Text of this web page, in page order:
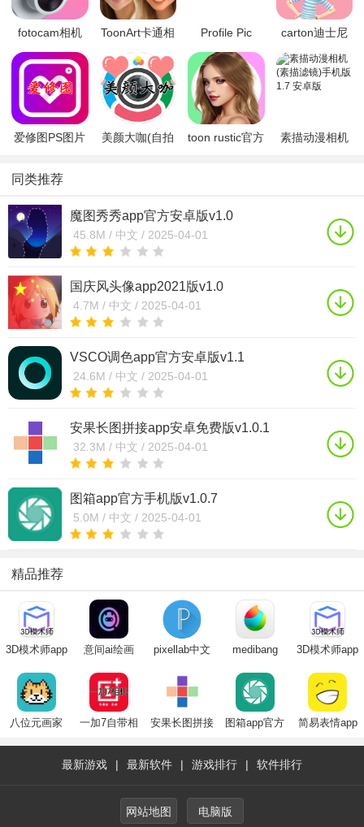
fotocam相机
v1.1.0最新版
ToonArt卡通相
版v2.0.0.1
Profile Pic
卓免费版
v1.1.2
carton迪士尼
v1.0
爱修图PS图片
App5.0 安卓版
美颜大咖(自拍
toon rustic官方
素描动漫相机
同类推荐
魔图秀秀app官方安卓版v1.0
45.8M / 中文 / 2025-04-01
国庆风头像app2021版v1.0
4.7M / 中文 / 2025-04-01
VSCO调色app官方安卓版v1.1
24.6M / 中文 / 2025-04-01
安果长图拼接app安卓免费版v1.0.1
32.3M / 中文 / 2025-04-01
图箱app官方手机版v1.0.7
5.0M / 中文 / 2025-04-01
精品推荐
3D模术师app
意间ai绘画
载免费最新官
方版
pixellab中文
medibang
下载2024最新
版
3D模术师app
八位元画家
一加7自带相
安果长图拼接
图箱app官方
简易表情app
最新游戏 | 最新软件 | 游戏排行 | 软件排行
网站地图 电脑版